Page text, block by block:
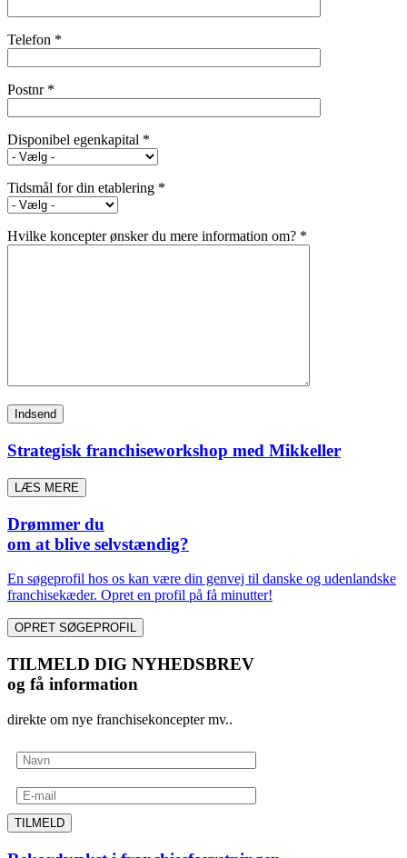
Telefon *
Postnr *
Disponibel egenkapital *
Tidsmål for din etablering *
Hvilke koncepter ønsker du mere information om? *
Strategisk franchiseworkshop med Mikkeller
LÆS MERE
Drømmer du
om at blive selvstændig?
En søgeprofil hos os kan være din genvej til danske og udenlandske
franchisekæder. Opret en profil på få minutter!
OPRET SØGEPROFIL
TILMELD DIG NYHEDSBREV
og få information
direkte om nye franchisekoncepter mv..
TILMELD